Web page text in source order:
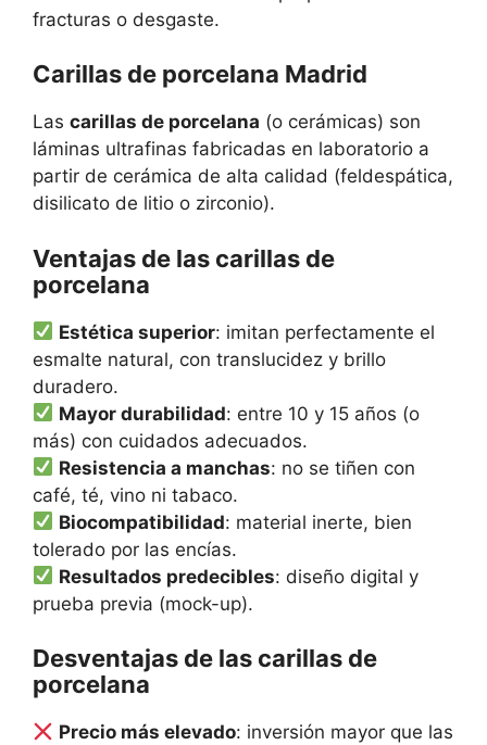
fracturas o desgaste.
Carillas de porcelana Madrid
Las carillas de porcelana (o cerámicas) son
láminas ultrafinas fabricadas en laboratorio a
partir de cerámica de alta calidad (feldespática,
disilicato de litio o zirconio).
Ventajas de las carillas de
porcelana
Estética superior: imitan perfectamente el
esmalte natural, con translucidez y brillo
duradero.
Mayor durabilidad: entre 10 y 15 años (o
más) con cuidados adecuados.
Resistencia a manchas: no se tiñen con
café, té, vino ni tabaco.
Biocompatibilidad: material inerte, bien
tolerado por las encías.
Resultados predecibles: diseño digital y
prueba previa (mock-up).
Desventajas de las carillas de
porcelana
Precio más elevado: inversión mayor que las